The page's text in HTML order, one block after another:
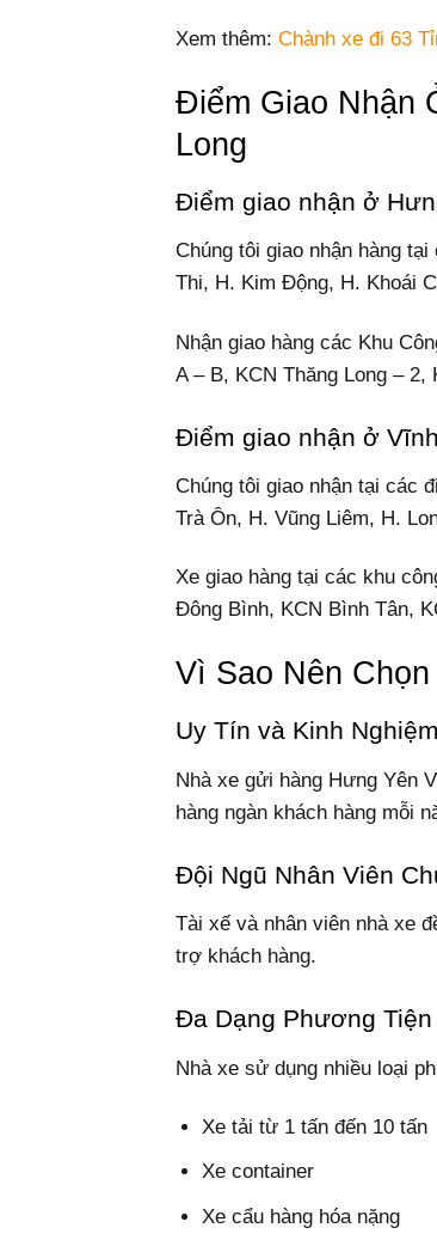
Xem thêm: Chành xe đi 63
Điểm Giao Nhận
Long
Điểm giao nhận ở
Chúng tôi giao nhận hàng
Thi, H. Kim Động, H. Khoái
Nhận giao hàng các Khu
A – B, KCN Thăng Long –
Điểm giao nhận ở
Chúng tôi giao nhận tại các
Trà Ôn, H. Vũng Liêm, H.
Xe giao hàng tại các khu
Đông Bình, KCN Bình Tân,
Vì Sao Nên
Uy Tín và Kinh
Nhà xe gửi hàng Hưng Yên
hàng ngàn khách hàng mỗi
Đội Ngũ Nhân Viên
Tài xế và nhân viên nhà xe
trợ khách hàng.
Đa Dạng Phương Tiện
Nhà xe sử dụng nhiều loại
Xe tải từ 1 tấn đến 10 tấn
Xe container
Xe cẩu hàng hóa nặng